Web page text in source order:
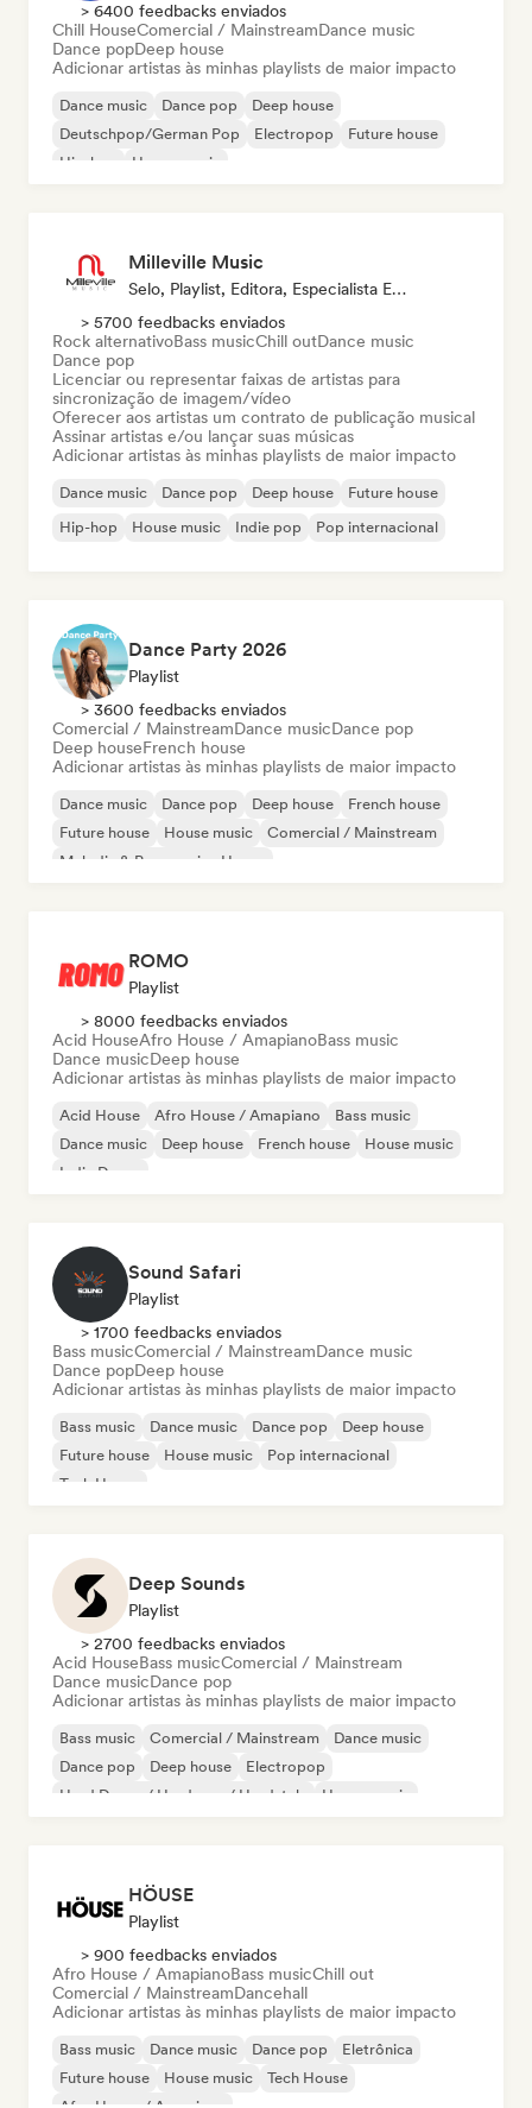
> 6400 feedbacks enviados
Chill HouseComercial / MainstreamDance music
Dance popDeep house
Adicionar artistas às minhas playlists de maior impacto
Dance music Dance pop
Deep house
Deutschpop/German Pop
Electropop
Future house
Hip-hop
House music
Milleville Music
Selo, Playlist, Editora, Especialista Em Sincronização
> 5700 feedbacks enviados
Rock alternativoBass musicChill outDance music
Dance pop
Licenciar ou representar faixas de artistas para
sincronização de imagem/vídeo
Oferecer aos artistas um contrato de publicação musical
Assinar artistas e/ou lançar suas músicas
Adicionar artistas às minhas playlists de maior impacto
Dance music Dance pop Deep house
Future house
Hip-hop
House music Indie pop Pop internacional
Dance Party 2026
Playlist
> 3600 feedbacks enviados
Comercial / MainstreamDance musicDance pop
Deep houseFrench house
Adicionar artistas às minhas playlists de maior impacto
Dance music Dance pop Deep house
French house
Future house
House music
Comercial / Mainstream
Melodic & Progressive House
ROMO
Playlist
> 8000 feedbacks enviados
Acid HouseAfro House / AmapianoBass music
Dance musicDeep house
Adicionar artistas às minhas playlists de maior impacto
Acid House Afro House / Amapiano
Bass music
Dance music
Deep house French house
House music
Indie Dance
Sound Safari
Playlist
> 1700 feedbacks enviados
Bass musicComercial / MainstreamDance music
Dance popDeep house
Adicionar artistas às minhas playlists de maior impacto
Bass music Dance music Dance pop
Deep house
Future house
House music
Pop internacional
Tech House
Deep Sounds
Playlist
> 2700 feedbacks enviados
Acid HouseBass musicComercial / Mainstream
Dance musicDance pop
Adicionar artistas às minhas playlists de maior impacto
Bass music Comercial / Mainstream
Dance music
Dance pop
Deep house
Electropop
Hard Dance / Hardcore / Hardstyle
House music
HÖUSE
Playlist
> 900 feedbacks enviados
Afro House / AmapianoBass musicChill out
Comercial / MainstreamDancehall
Adicionar artistas às minhas playlists de maior impacto
Bass music Dance music Dance pop
Eletrônica
Future house
House music
Tech House